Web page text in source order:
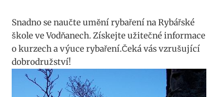
Snadno se naučte umění rybaření na Rybářské
škole ve ​Vodňanech. Získejte užitečné ‌informace
o kurzech a výuce rybaření.Čeká vás vzrušující
dobrodružství!